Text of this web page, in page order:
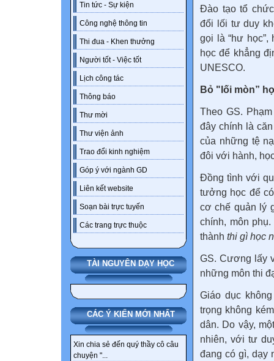
Tin tức - Sự kiện
Công nghệ thông tin
Thi đua - Khen thưởng
Người tốt - Việc tốt
Lịch công tác
Thông báo
Thư mời
Thư viện ảnh
Trao đổi kinh nghiệm
Góp ý với ngành GD
Liên kết website
Soạn bài trực tuyến
Các trang trực thuộc
TÀI NGUYÊN DẠY HỌC
CÁC Ý KIẾN MỚI NHẤT
Xin chia sẻ đến quý thầy cô câu
chuyện "...
Đào tạo tổ
đổi lối tư duy
gọi là “hư
học để khẳng
UNESCO.
Bỏ "lối mòn”
Theo GS.
đây chính là
của những tệ
đôi với hành,
Đồng tình với
tưởng học để
cơ chế quản lý
chính, môn
thành thi gì học
GS. Cương lấy
những môn thi
Giáo dục
trọng không
dân. Do vậy,
nhiên, với tư
đang có gì, dạy